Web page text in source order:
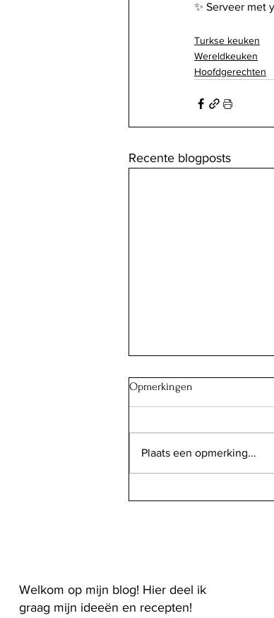
✨️ Serveer met
Turkse keuken
Wereldkeuken
Hoofdgerechten
Recente blogposts
"Shirazi": Perzische
Opmerkingen
Plaats een opmerking...
Welkom op mijn blog! Hier deel ik
graag mijn ideeën en recepten!